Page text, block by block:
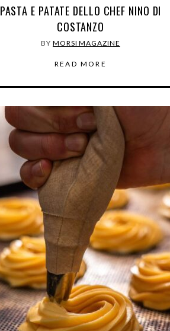
PASTA E PATATE DELLO CHEF NINO DI
COSTANZO
BYMORSI MAGAZINE
READ MORE